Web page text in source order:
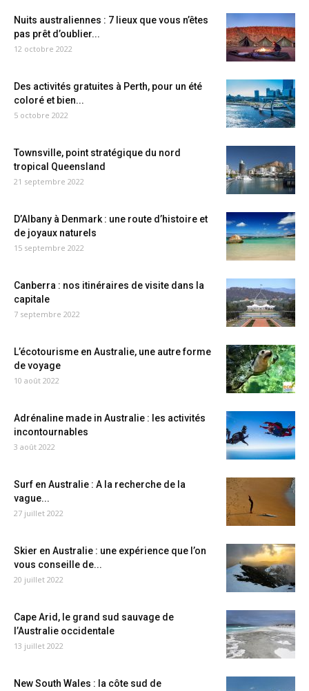
Nuits australiennes : 7 lieux que vous n’êtes
pas prêt d’oublier...
12 octobre 2022
Des activités gratuites à Perth, pour un été
coloré et bien...
5 octobre 2022
Townsville, point stratégique du nord
tropical Queensland
21 septembre 2022
D’Albany à Denmark : une route d’histoire et
de joyaux naturels
15 septembre 2022
Canberra : nos itinéraires de visite dans la
capitale
7 septembre 2022
L’écotourisme en Australie, une autre forme
de voyage
10 août 2022
Adrénaline made in Australie : les activités
incontournables
3 août 2022
Surf en Australie : A la recherche de la
vague...
27 juillet 2022
Skier en Australie : une expérience que l’on
vous conseille de...
20 juillet 2022
Cape Arid, le grand sud sauvage de
l’Australie occidentale
13 juillet 2022
New South Wales : la côte sud de